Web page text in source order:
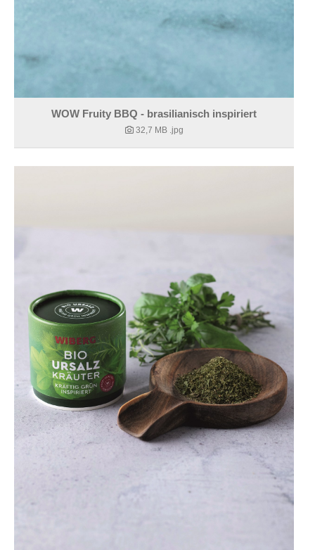
WOW Fruity BBQ - brasilianisch inspiriert
32,7 MB .jpg